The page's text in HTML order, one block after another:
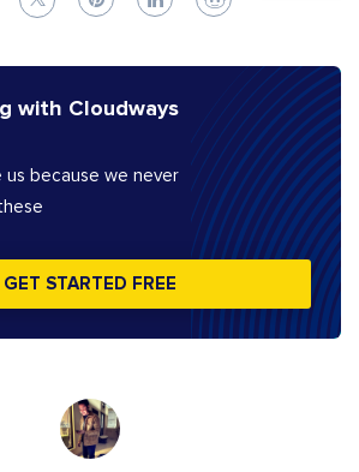
with Cloudways
us because we never
GET STARTED FREE